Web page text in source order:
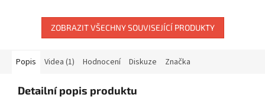
ZOBRAZIT VŠECHNY SOUVISEJÍCÍ PRODUKTY
Popis Videa (1) Hodnocení Diskuze Značka
Detailní popis produktu